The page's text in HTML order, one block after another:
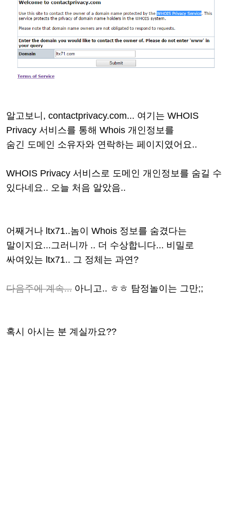
알고보니, contactprivacy.com... 여기는 WHOIS
Privacy 서비스를 통해 Whois 개인정보를
숨긴 도메인 소유자와 연락하는 페이지였어요..
WHOIS Privacy 서비스로 도메인 개인정보를 숨길 수
있다네요.. 오늘 처음 알았음..
어째거나 ltx71..놈이 Whois 정보를 숨겼다는
말이지요... 그러니까 .. 더 수상합니다... 비밀로
싸여있는 ltx71.. 그 정체는 과연?
다음주에 계속... 아니고.. ㅎㅎ 탐정놀이는 그만;;
혹시 아시는 분 계실까요??